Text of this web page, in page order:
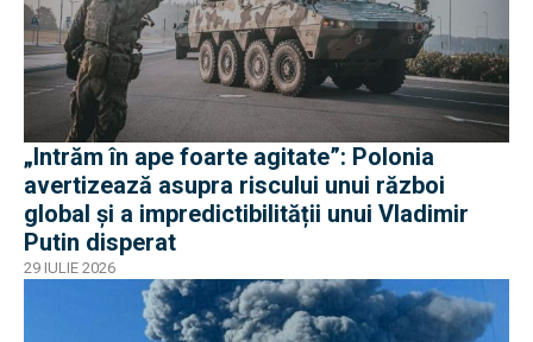
„Intrăm în ape foarte agitate”: Polonia
avertizează asupra riscului unui război
global și a impredictibilității unui Vladimir
Putin disperat
29 IULIE 2026